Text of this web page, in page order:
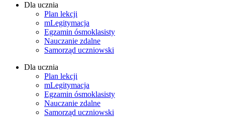
Dla ucznia
Plan lekcji
mLegitymacja
Egzamin ósmoklasisty
Nauczanie zdalne
Samorząd uczniowski
Dla ucznia
Plan lekcji
mLegitymacja
Egzamin ósmoklasisty
Nauczanie zdalne
Samorząd uczniowski